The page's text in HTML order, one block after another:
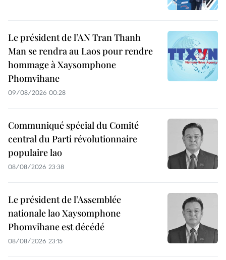
Le président de l’AN Tran Thanh
Man se rendra au Laos pour rendre
hommage à Xaysomphone
Phomvihane
09/08/2026 00:28
Communiqué spécial du Comité
central du Parti révolutionnaire
populaire lao
08/08/2026 23:38
Le président de l’Assemblée
nationale lao Xaysomphone
Phomvihane est décédé
08/08/2026 23:15